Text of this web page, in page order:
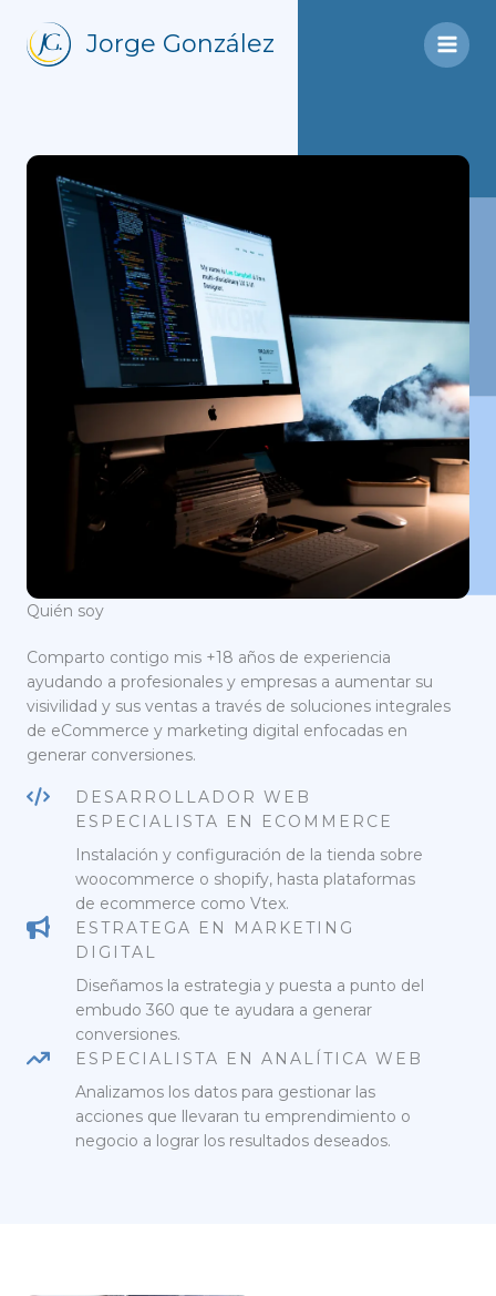
contenido
Jorge González
Quién soy
Comparto contigo mis +18 años de experiencia
ayudando a profesionales y empresas a aumentar su
visivilidad y sus ventas a través de soluciones integrales
de eCommerce y marketing digital enfocadas en
generar conversiones.
DESARROLLADOR WEB
ESPECIALISTA EN ECOMMERCE
Instalación y configuración de la tienda sobre
woocommerce o shopify, hasta plataformas
de ecommerce como Vtex.
ESTRATEGA EN MARKETING
DIGITAL
Diseñamos la estrategia y puesta a punto del
embudo 360 que te ayudara a generar
conversiones.
ESPECIALISTA EN ANALÍTICA WEB
Analizamos los datos para gestionar las
acciones que llevaran tu emprendimiento o
negocio a lograr los resultados deseados.